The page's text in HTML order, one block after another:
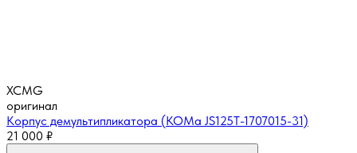
XCMG
оригинал
Корпус демультипликатора (КОМа JS125T-1707015-31)
21 000 ₽